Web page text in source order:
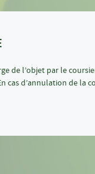
de l’objet par le
cas d’annulation de la